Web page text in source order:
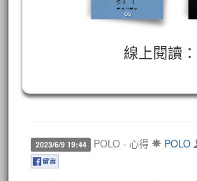
線上閱讀：
2023/6/9 19:44 POLO - 心得 POLO